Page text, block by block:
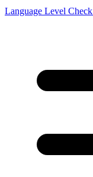
Language Level Check